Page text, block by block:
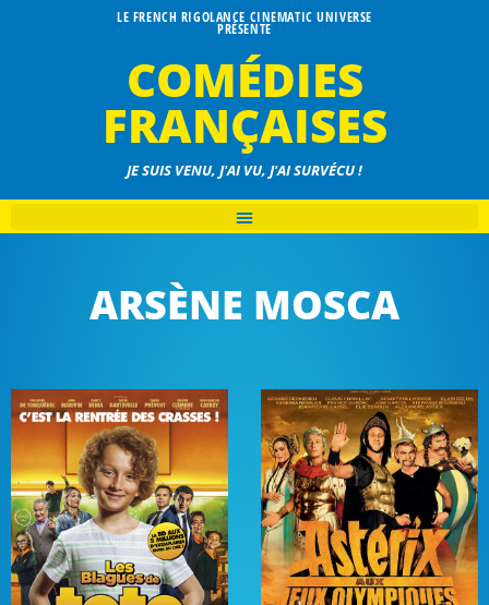
LE FRENCH RIGOLANCE CINEMATIC UNIVERSE
PRÉSENTE
COMÉDIES
FRANÇAISES
JE SUIS VENU, J'AI VU, J'AI SURVÉCU !
ARSÈNE MOSCA